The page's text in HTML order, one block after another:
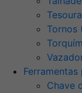
Tornos
Ferramentas
Chave